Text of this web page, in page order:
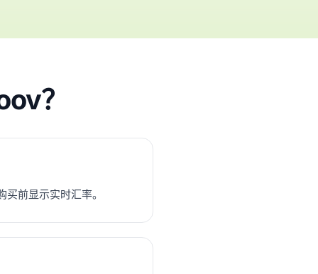
？
前显示实时汇率。